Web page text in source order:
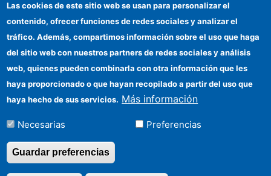
Identidad institucional
Ayudas FEDER
Organismos financiadores
Contacto
Cómo llegar
Las cookies de este sitio web se usan para personalizar el
contenido, ofrecer funciones de redes sociales y analizar el
tráfico. Además, compartimos información sobre el uso que haga
del sitio web con nuestros partners de redes sociales y análisis
web, quienes pueden combinarla con otra información que les
haya proporcionado o que hayan recopilado a partir del uso que
haya hecho de sus servicios. Más información
Necesarias Preferencias
Guardar preferencias